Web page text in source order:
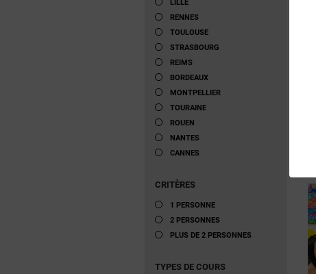
LILLE
RENNES
TOULOUSE
STRASBOURG
REIMS
BORDEAUX
MONTPELLIER
TOURAINE
ROUEN
NANTES
CANNES
CRITÈRES
1 PERSONNE
2 PERSONNES
PLUS DE 2 PERSONNES
TYPES DE COURS